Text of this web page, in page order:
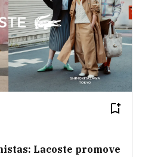
Lacoste promove